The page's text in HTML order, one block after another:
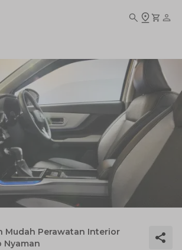
Mudah Perawatan Interior
Nyaman